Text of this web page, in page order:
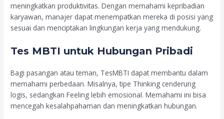
meningkatkan produktivitas. Dengan memahami kepribadian
karyawan, manajer dapat menempatkan mereka di posisi yang
sesuai dan menciptakan lingkungan kerja yang mendukung.
Tes MBTI untuk Hubungan Pribadi
Bagi pasangan atau teman, TesMBTI dapat membantu dalam
memahami perbedaan. Misalnya, tipe Thinking cenderung
logis, sedangkan Feeling lebih emosional. Memahami ini bisa
mencegah kesalahpahaman dan meningkatkan hubungan.